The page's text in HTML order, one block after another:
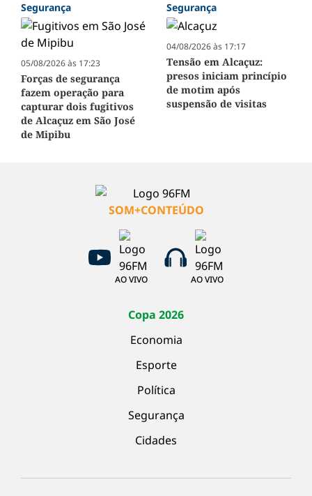
Segurança
05/08/2026 às 17:23
Forças de segurança
fazem operação para
capturar dois fugitivos
de Alcaçuz em São José
de Mipibu
Segurança
04/08/2026 às 17:17
Tensão em Alcaçuz:
presos iniciam princípio
de motim após
suspensão de visitas
SOM+CONTEÚDO
AO VIVO AO VIVO
Copa 2026
Economia
Esporte
Política
Segurança
Cidades